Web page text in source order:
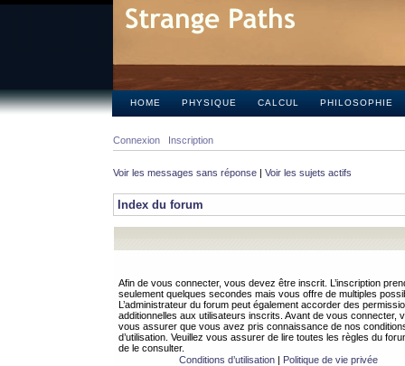
HOME PHYSIQUE CALCUL PHILOSOPHIE
Connexion Inscription
Voir les messages sans réponse | Voir les sujets actifs
Index du forum
Afin de vous connecter, vous devez être inscrit. L’inscription
seulement quelques secondes mais vous offre de multiples
L’administrateur du forum peut également accorder des
additionnelles aux utilisateurs inscrits. Avant de vous connecter,
vous assurer que vous avez pris connaissance de nos
d’utilisation. Veuillez vous assurer de lire toutes les règles du
de le consulter.
Conditions d’utilisation| Politique de vie privée